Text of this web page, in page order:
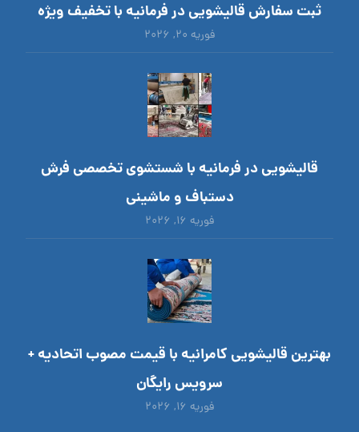
ثبت سفارش قالیشویی در فرمانیه با تخفیف ویژه
فوریه ۲۰, ۲۰۲۶
قالیشویی در فرمانیه با شستشوی تخصصی فرش
دستباف و ماشینی
فوریه ۱۶, ۲۰۲۶
بهترین قالیشویی کامرانیه با قیمت مصوب اتحادیه +
سرویس رایگان
فوریه ۱۶, ۲۰۲۶